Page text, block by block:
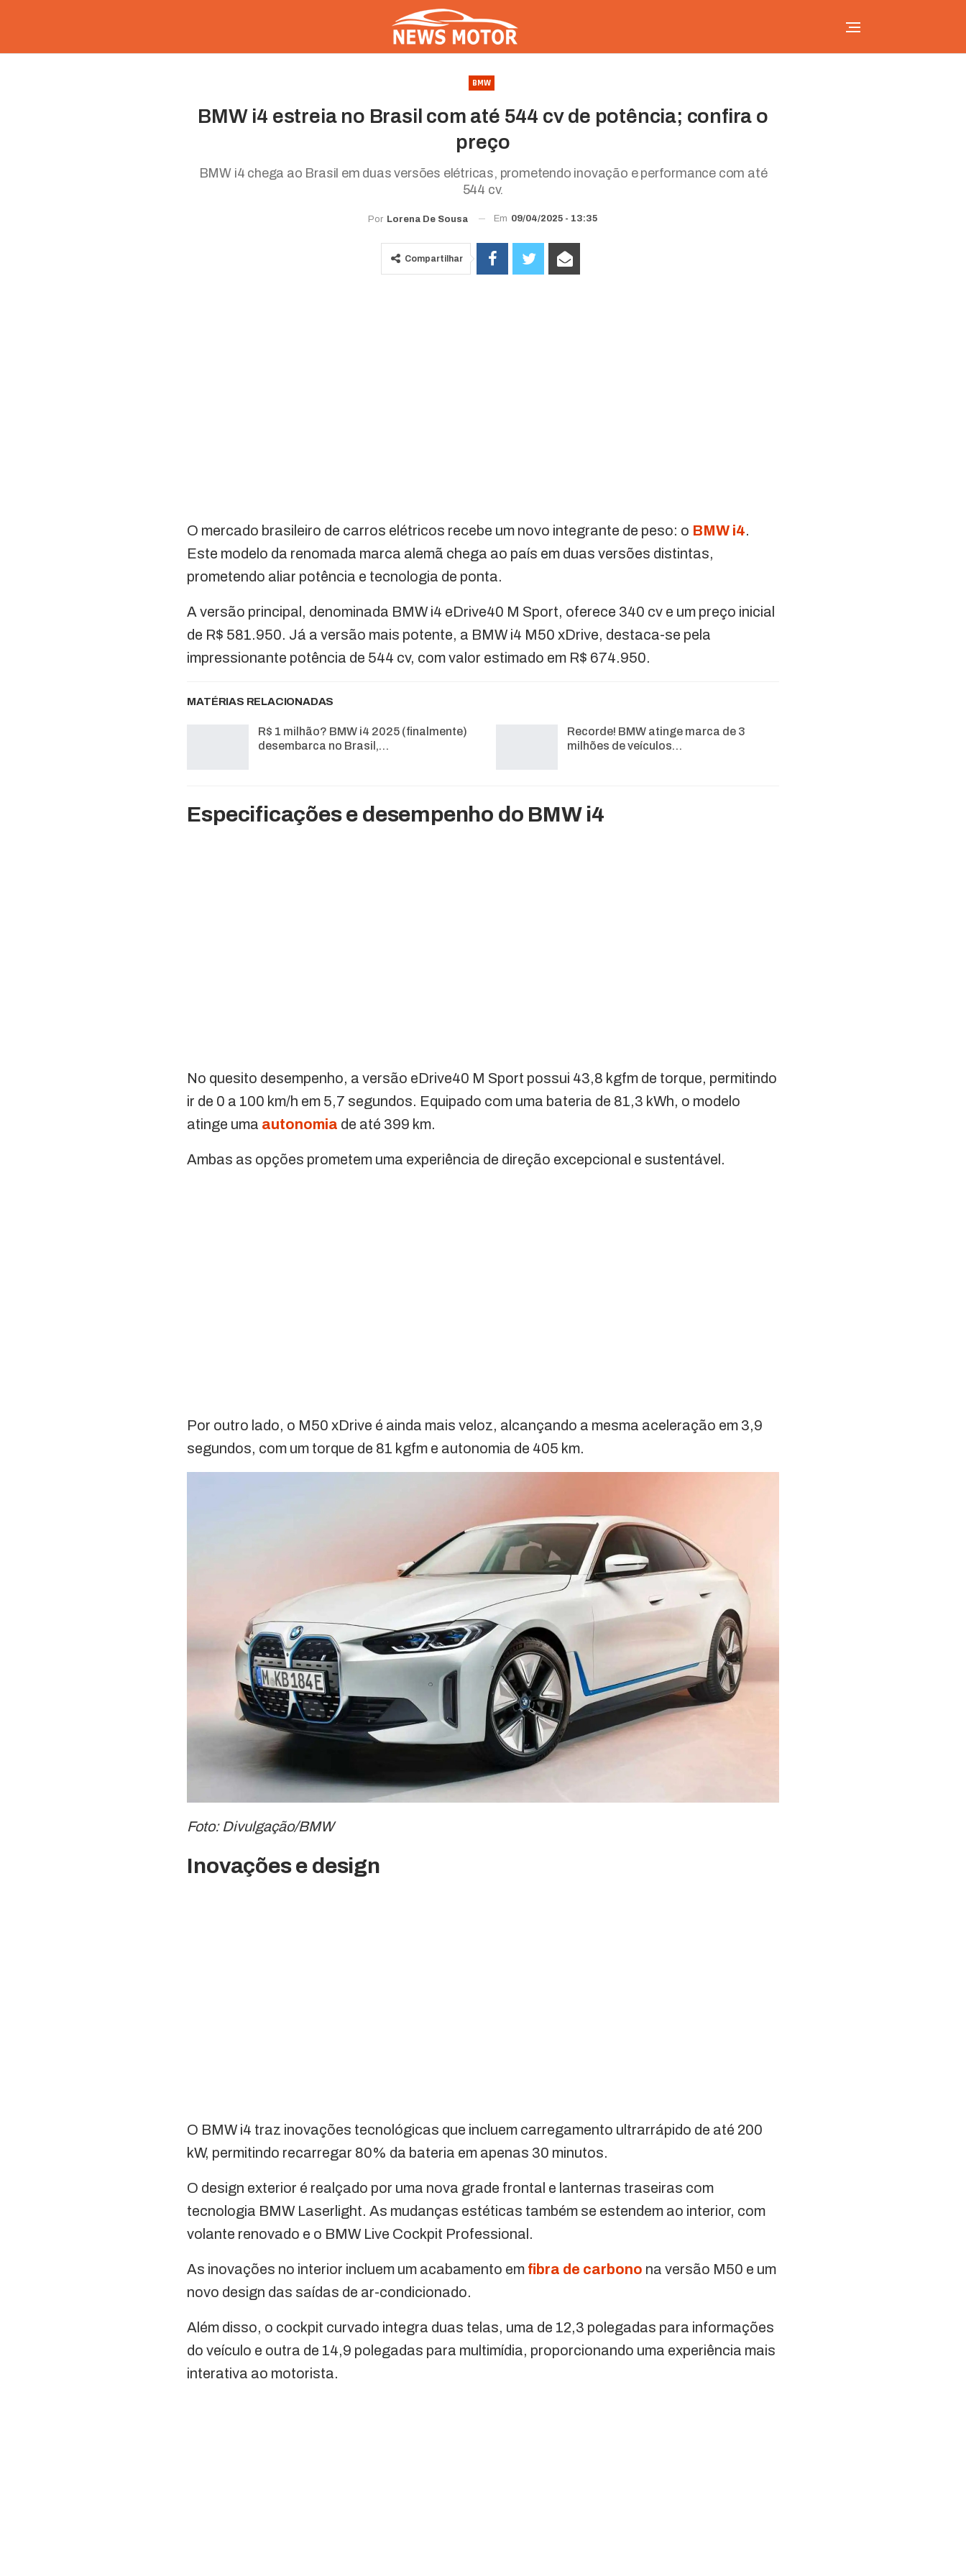
BMW
BMW i4 estreia no Brasil com até 544 cv de potência; confira o
preço
BMW i4 chega ao Brasil em duas versões elétricas, prometendo inovação e performance com até
544 cv.
Por Lorena De Sousa Em 09/04/2025 - 13:35
Compartilhar
O mercado brasileiro de carros elétricos recebe um novo integrante de peso: o BMW i4.
Este modelo da renomada marca alemã chega ao país em duas versões distintas,
prometendo aliar potência e tecnologia de ponta.
A versão principal, denominada BMW i4 eDrive40 M Sport, oferece 340 cv e um preço inicial
de R$ 581.950. Já a versão mais potente, a BMW i4 M50 xDrive, destaca-se pela
impressionante potência de 544 cv, com valor estimado em R$ 674.950.
MATÉRIAS RELACIONADAS
R$ 1 milhão? BMW i4 2025 (finalmente)
desembarca no Brasil,…
Recorde! BMW atinge marca de 3
milhões de veículos…
Especificações e desempenho do BMW i4
No quesito desempenho, a versão eDrive40 M Sport possui 43,8 kgfm de torque, permitindo
ir de 0 a 100 km/h em 5,7 segundos. Equipado com uma bateria de 81,3 kWh, o modelo
atinge uma autonomia de até 399 km.
Ambas as opções prometem uma experiência de direção excepcional e sustentável.
Por outro lado, o M50 xDrive é ainda mais veloz, alcançando a mesma aceleração em 3,9
segundos, com um torque de 81 kgfm e autonomia de 405 km.
Foto: Divulgação/BMW
Inovações e design
O BMW i4 traz inovações tecnológicas que incluem carregamento ultrarrápido de até 200
kW, permitindo recarregar 80% da bateria em apenas 30 minutos.
O design exterior é realçado por uma nova grade frontal e lanternas traseiras com
tecnologia BMW Laserlight. As mudanças estéticas também se estendem ao interior, com
volante renovado e o BMW Live Cockpit Professional.
As inovações no interior incluem um acabamento em fibra de carbono na versão M50 e um
novo design das saídas de ar-condicionado.
Além disso, o cockpit curvado integra duas telas, uma de 12,3 polegadas para informações
do veículo e outra de 14,9 polegadas para multimídia, proporcionando uma experiência mais
interativa ao motorista.